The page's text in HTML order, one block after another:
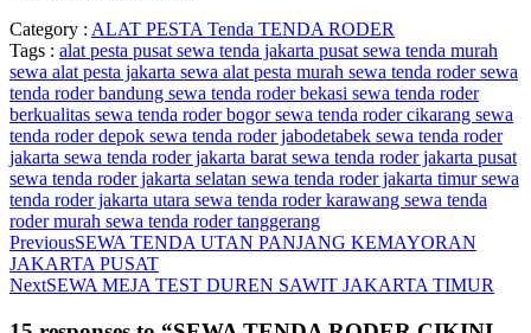
Category : ALAT PESTA Tenda TENDA RODER
Tags : alat pesta pusat sewa tenda jakarta pusat sewa tenda murah
sewa alat pesta jakarta sewa alat pesta murah sewa tenda rodersewa
tenda roder bandung sewa tenda roder bekasi sewa tenda roder
berkualitas sewa tenda roder bogorsewa tenda roder cikarang sewa
tenda roder depok sewa tenda roder jabodetabek sewa tenda roder
jakarta sewa tenda roder jakarta barat sewa tenda roder jakarta pusat
sewa tenda roder jakarta selatan sewa tenda roder jakarta timursewa
tenda roder jakarta utara sewa tenda roder karawang sewa tenda
roder murah sewa tenda roder tanggerang
PreviousSEWA TENDA UTAN PANJANG KEMAYORAN
JAKARTA PUSAT
NextSEWA MEJA TEST DUREN SAWIT JAKARTA TIMUR